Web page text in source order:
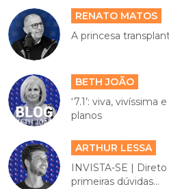
RENATO MATOS
A princesa
BETH JOÃO
‘7.1’: viva, vivíssima
planos
ARTHUR LESSA
INVISTA-SE |
primeiras dúvidas...